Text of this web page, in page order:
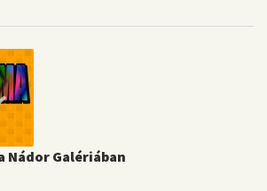
Nádor Galériában